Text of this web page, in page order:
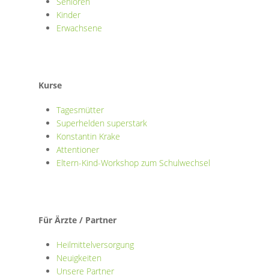
Kinder
Erwachsene
Kurse
Tagesmütter
Superhelden superstark
Konstantin Krake
Attentioner
Eltern-Kind-Workshop zum Schulwechsel
Für Ärzte / Partner
Heilmittelversorgung
Neuigkeiten
Unsere Partner